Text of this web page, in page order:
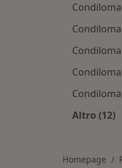
Altro (12)
Homepage